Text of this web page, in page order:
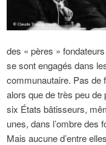
des « pères »
se sont engagés dans
communautaire. Pas de
alors que de très peu de
six États bâtisseurs,
unes, dans l’ombre des
Mais aucune d’entre